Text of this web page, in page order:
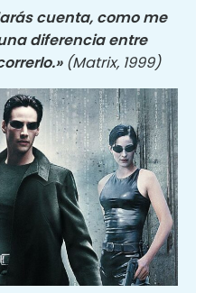
cuenta, como me
diferencia entre
(Matrix, 1999)